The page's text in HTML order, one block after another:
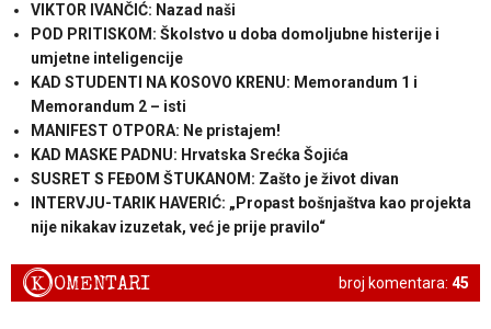
VIKTOR IVANČIĆ: Nazad naši
POD PRITISKOM: Školstvo u doba domoljubne histerije i
umjetne inteligencije
KAD STUDENTI NA KOSOVO KRENU: Memorandum 1 i
Memorandum 2 – isti
MANIFEST OTPORA: Ne pristajem!
KAD MASKE PADNU: Hrvatska Srećka Šojića
SUSRET S FEĐOM ŠTUKANOM: Zašto je život divan
INTERVJU-TARIK HAVERIĆ: „Propast bošnjaštva kao projekta
nije nikakav izuzetak, već je prije pravilo“
broj komentara: 45
KOMENTARI